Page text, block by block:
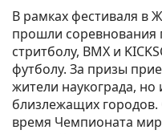
В рамках фестиваля в
прошли соревнования
стритболу, BMX и
футболу. За призы
жители наукограда,
близлежащих
время Чемпионата